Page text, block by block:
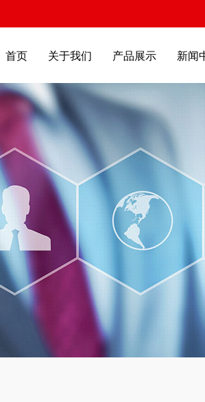
首页 关于我们 产品展示 新闻